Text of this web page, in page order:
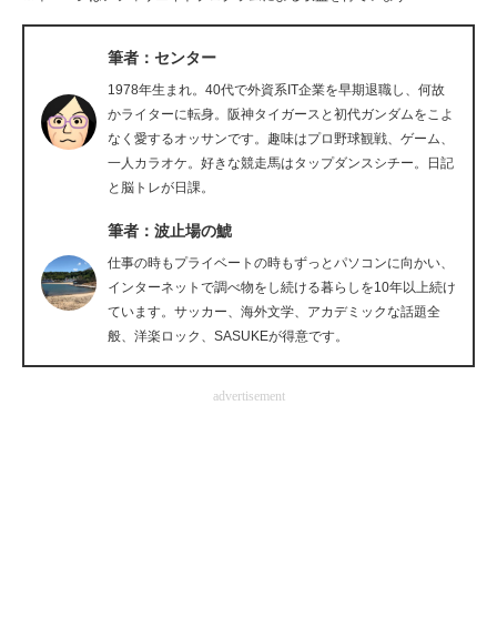
製造業のIT導入・活用を支援
モノづくり技術者専門サイト
エレクトロニクス専門サイト
電子設計の基本と応用
エネルギーの専門メディア
建設×テクノロジーの最前線
筆者：センター
1978年生まれ。40代で外資系IT企業を早期退職し、何故
かライターに転身。阪神タイガースと初代ガンダムをこよ
なく愛するオッサンです。趣味はプロ野球観戦、ゲーム、
一人カラオケ。好きな競走馬はタップダンスシチー。日記
と脳トレが日課。
筆者：波止場の鯱
仕事の時もプライベートの時もずっとパソコンに向かい、
インターネットで調べ物をし続ける暮らしを10年以上続け
ています。サッカー、海外文学、アカデミックな話題全
般、洋楽ロック、SASUKEが得意です。
advertisement